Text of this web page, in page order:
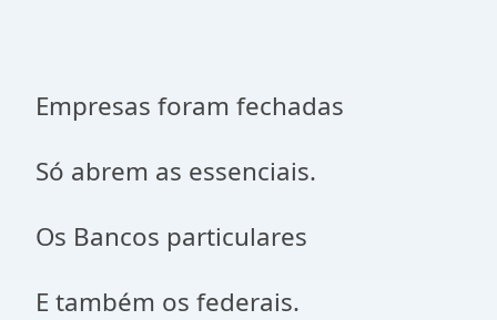
Empresas foram fechadas
Só abrem as essenciais.
Os Bancos particulares
E também os federais.